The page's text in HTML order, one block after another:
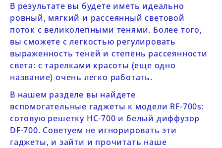
В результате вы будете иметь идеально
ровный, мягкий и рассеянный световой
поток с великолепными тенями. Более того,
вы сможете с легкостью регулировать
выраженность теней и степень рассеянности
света: с тарелками красоты (еще одно
название) очень легко работать.
В нашем разделе вы найдете
вспомогательные гаджеты к модели RF-700s:
сотовую решетку HC-700 и белый диффузор
DF-700. Советуем не игнорировать эти
гаджеты, и зайти и прочитать наше